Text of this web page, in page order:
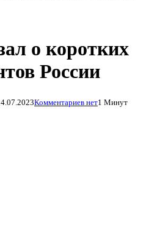
о коротких
России
Комментариев нет1 Минут